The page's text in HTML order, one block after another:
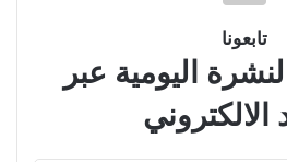
تابعونا
اليومية عبر
الالكتروني